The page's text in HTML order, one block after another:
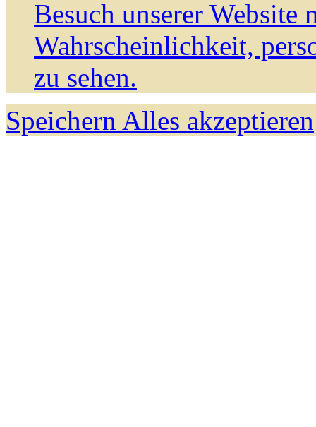
Besuch unserer Website
Wahrscheinlichkeit,
zu sehen.
Speichern Alles akzeptieren